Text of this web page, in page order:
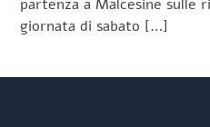
partenza a Malcesine sulle
giornata di sabato […]